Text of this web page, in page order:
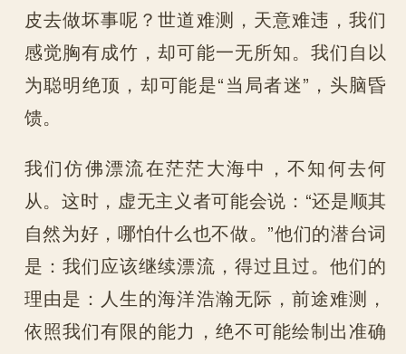
皮去做坏事呢？世道难测，天意难违，我们
感觉胸有成竹，却可能一无所知。我们自以
为聪明绝顶，却可能是“当局者迷”，头脑昏
馈。
我们仿佛漂流在茫茫大海中，不知何去何
从。这时，虚无主义者可能会说：“还是顺其
自然为好，哪怕什么也不做。”他们的潜台词
是：我们应该继续漂流，得过且过。他们的
理由是：人生的海洋浩瀚无际，前途难测，
依照我们有限的能力，绝不可能绘制出准确